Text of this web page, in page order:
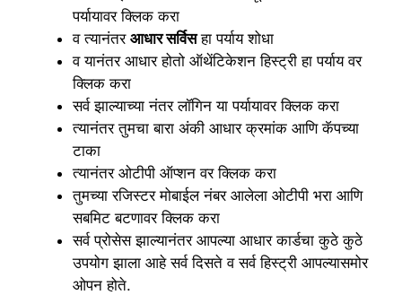
पर्यायावर क्लिक करा
व त्यानंतर आधार सर्विसहा पर्याय शोधा
व यानंतर आधार होतो ऑथेंटिकेशन हिस्ट्री हा पर्याय वर
क्लिक करा
सर्व झाल्याच्या नंतर लॉगिन या पर्यायावर क्लिक करा
त्यानंतर तुमचा बारा अंकी आधार क्रमांक आणि कॅपच्या
टाका
त्यानंतर ओटीपी ऑप्शन वर क्लिक करा
तुमच्या रजिस्टर मोबाईल नंबर आलेला ओटीपी भरा आणि
सबमिट बटणावर क्लिक करा
सर्व प्रोसेस झाल्यानंतर आपल्या आधार कार्डचा कुठे कुठे
उपयोग झाला आहे सर्व दिसते व सर्व हिस्ट्री आपल्यासमोर
ओपन होते.